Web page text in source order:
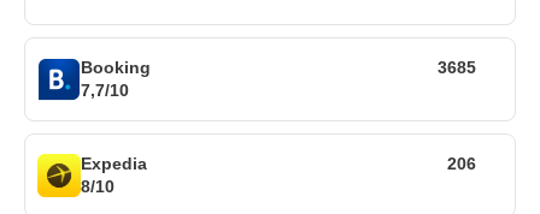
Booking
7,7/10
3685
Expedia
8/10
206